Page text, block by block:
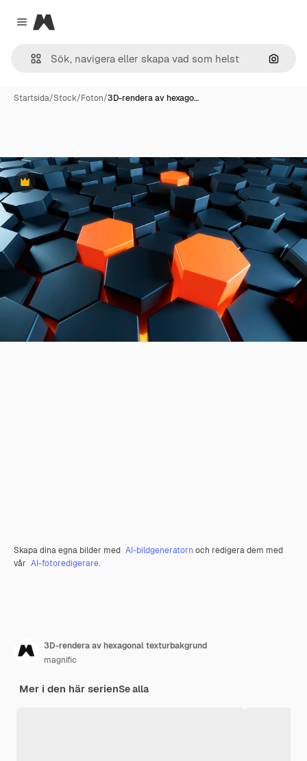
Close menu
Magnific
Sök
Startsida/Stock/Foton/3D-rendera av hexago…
Premie
Skapa dina egna bilder med AI-bildgeneratorn och redigera dem med
vår AI-fotoredigerare.
3D-rendera av hexagonal texturbakgrund
magnific
Mer i den här serienSe alla